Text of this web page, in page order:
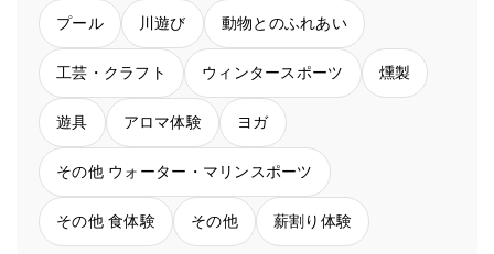
プール 川遊び 動物とのふれあい
工芸・クラフト ウィンタースポーツ 燻製
遊具 アロマ体験 ヨガ
その他 ウォーター・マリンスポーツ
その他 食体験 その他 薪割り体験